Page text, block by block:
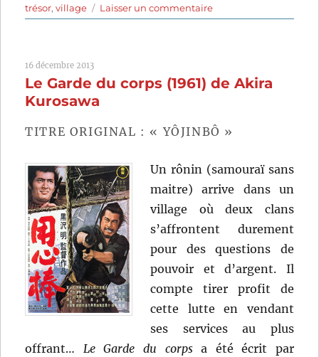
trésor,village Laisser un commentairesur
La
Emilio
16 décembre 2013
Le Garde du corps (1961) de Akira
Kurosawa
TITRE ORIGINAL : « YÔJINBÔ »
Un rônin (samouraï sans
maitre) arrive dans un
village où deux clans
s’affrontent durement
pour des questions de
pouvoir et d’argent. Il
compte tirer profit de
cette lutte en vendant
ses services au plus
offrant… Le Garde du corpsa été écrit par